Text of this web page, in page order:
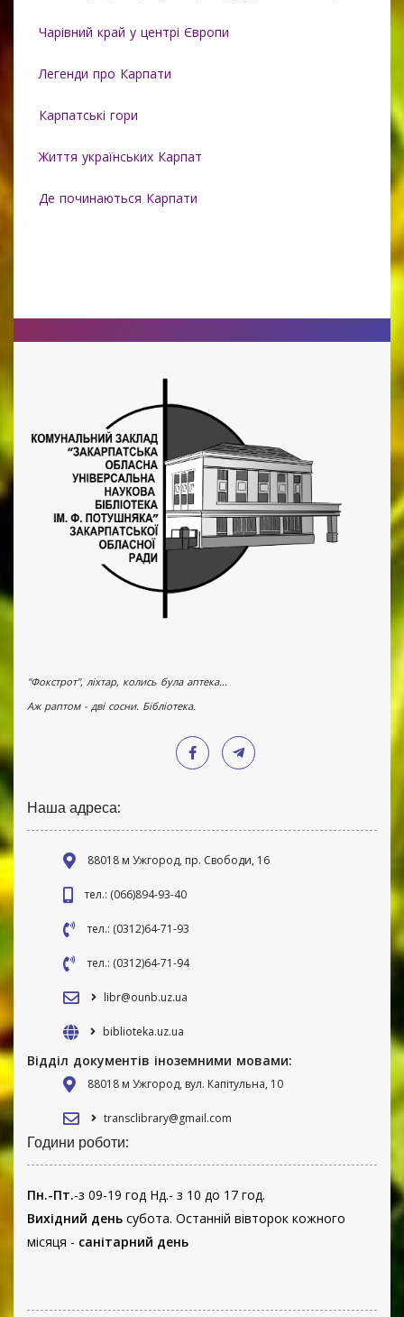
Чарівний край у центрі Європи
Легенди про Карпати
Карпатські гори
Життя українських Карпат
Де починаються Карпати
"Фокстрот", ліхтар, колись була аптека...
Аж раптом - дві сосни. Бібліотека.
Наша адреса:
88018 м Ужгород, пр. Свободи, 16
тел.: (066)894-93-40
тел.: (0312)64-71-93
тел.: (0312)64-71-94
libr@ounb.uz.ua
biblioteka.uz.ua
Відділ документів іноземними мовами:
88018 м Ужгород, вул. Капітульна, 10
transclibrary@gmail.com
Години роботи:
Пн.-Пт.-з 09-19 год Нд.- з 10 до 17 год.
Вихідний день субота. Останній вівторок кожного
місяця - санітарний день